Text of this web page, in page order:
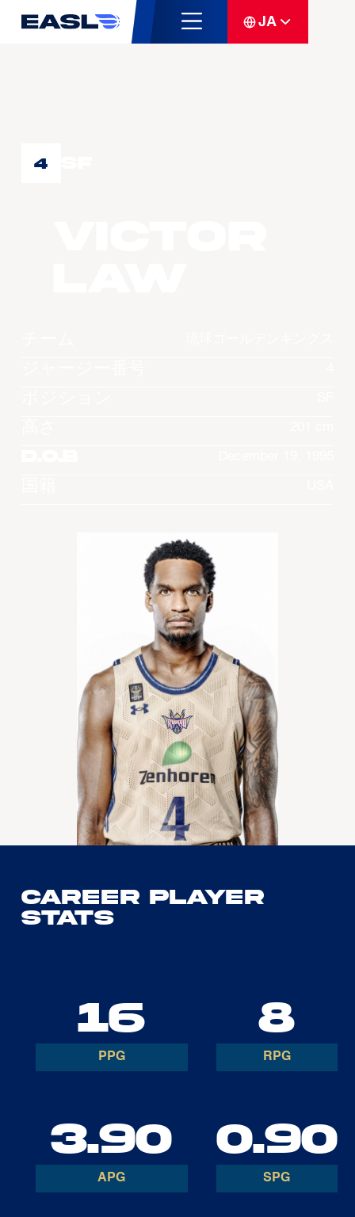
JA
4
Career Player
Stats
16
PPG
8
RPG
3.90
APG
0.90
SPG